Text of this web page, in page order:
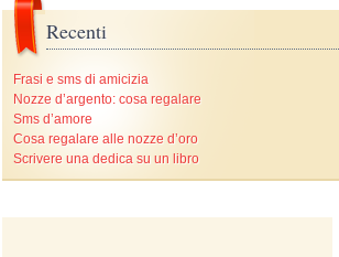
Recenti
Frasi e sms di amicizia
Nozze d’argento: cosa regalare
Sms d’amore
Cosa regalare alle nozze d’oro
Scrivere una dedica su un libro